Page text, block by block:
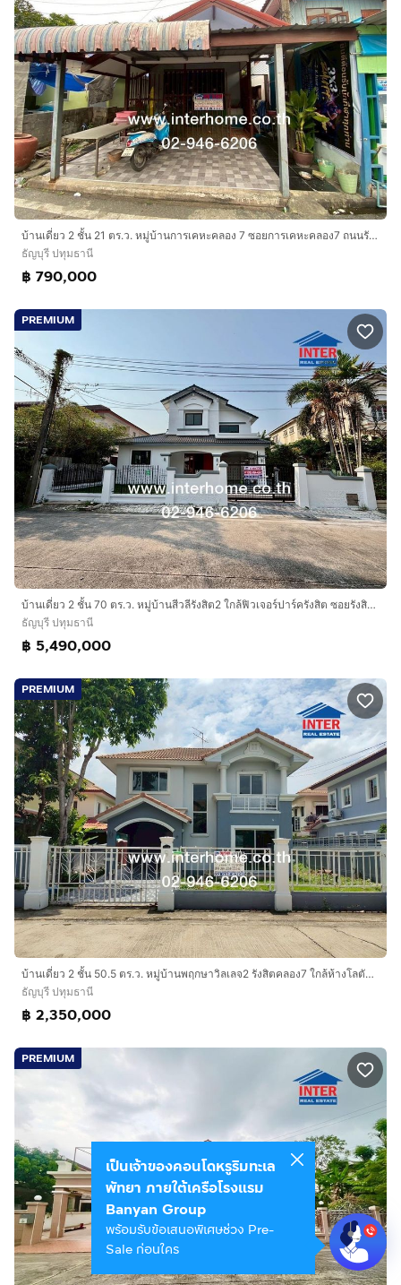
บ้านเดี่ยว 2 ชั้น 21 ตร.ว. หมู่บ้านการเคหะคลอง 7 ซอยการเคหะคลอง7 ถนนรังสิต - นครนายก ถนนเลียบคลองรังสิต ธัญบุรี ปทุมธานี
ธัญบุรี ปทุมธานี
฿ 790,000
PREMIUM
บ้านเดี่ยว 2 ชั้น 70 ตร.ว. หมู่บ้านสีวลีรังสิต2 ใกล้ฟิวเจอร์ปาร์ครังสิต ซอยรังสิต-นครนายก52 ถนนรังสิต-นครนายก ธัญบุรี ปทุมธานี
ธัญบุรี ปทุมธานี
฿ 5,490,000
PREMIUM
บ้านเดี่ยว 2 ชั้น 50.5 ตร.ว. หมู่บ้านพฤกษาวิลเลจ2 รังสิตคลอง7 ใกล้ห้างโลตัส คลอง7 ถนนรังสิต-นครนายก ถนนธัญบุรี ธัญบุรี ปทุมธานี
ธัญบุรี ปทุมธานี
฿ 2,350,000
PREMIUM
เป็นเจ้าของคอนโดหรูริมทะเล
พัทยา ภายใต้เครือโรงแรม
Banyan Group
พร้อมรับข้อเสนอพิเศษช่วง Pre-
Sale ก่อนใคร